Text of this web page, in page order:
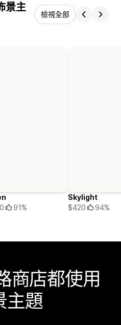
景主
檢視全部
91%
Skylight
$420
94%
商店都使用
主題